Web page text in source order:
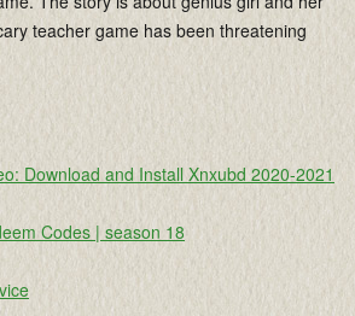
teacher game has been threatening
Download and Install Xnxubd 2020-2021
Codes | season 18